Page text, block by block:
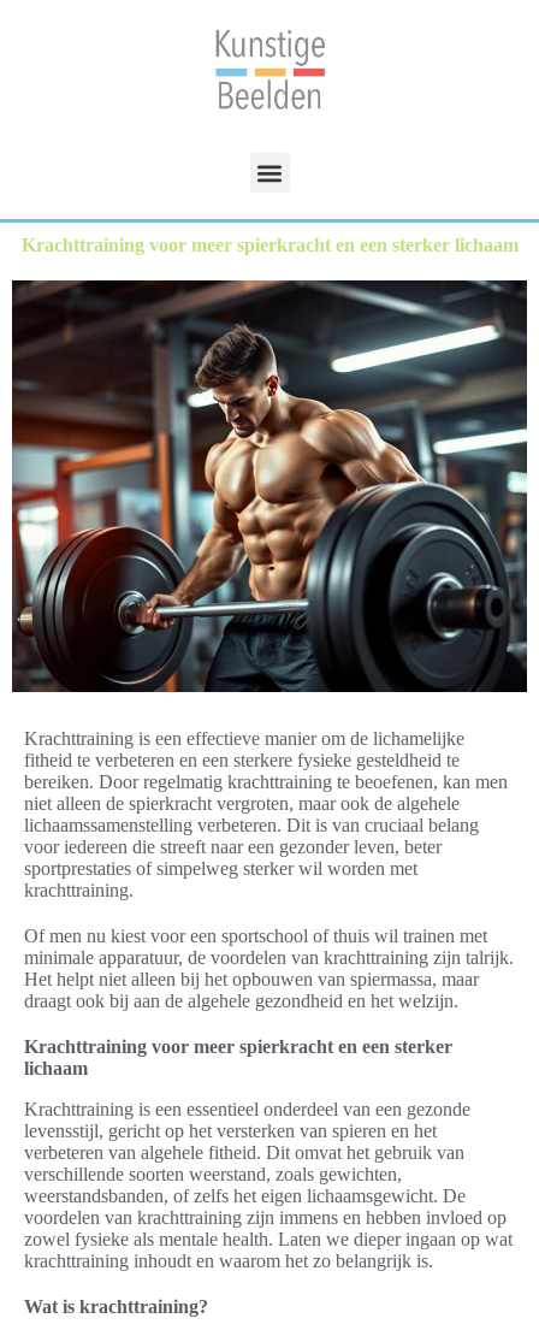
Krachttraining voor meer spierkracht en een sterker lichaam
Krachttraining is een effectieve manier om de lichamelijke
fitheid te verbeteren en een sterkere fysieke gesteldheid te
bereiken. Door regelmatig krachttraining te beoefenen, kan men
niet alleen de spierkracht vergroten, maar ook de algehele
lichaamssamenstelling verbeteren. Dit is van cruciaal belang
voor iedereen die streeft naar een gezonder leven, beter
sportprestaties of simpelweg sterker wil worden met
krachttraining.
Of men nu kiest voor een sportschool of thuis wil trainen met
minimale apparatuur, de voordelen van krachttraining zijn talrijk.
Het helpt niet alleen bij het opbouwen van spiermassa, maar
draagt ook bij aan de algehele gezondheid en het welzijn.
Krachttraining voor meer spierkracht en een sterker
lichaam
Krachttraining is een essentieel onderdeel van een gezonde
levensstijl, gericht op het versterken van spieren en het
verbeteren van algehele fitheid. Dit omvat het gebruik van
verschillende soorten weerstand, zoals gewichten,
weerstandsbanden, of zelfs het eigen lichaamsgewicht. De
voordelen van krachttraining zijn immens en hebben invloed op
zowel fysieke als mentale health. Laten we dieper ingaan op wat
krachttraining inhoudt en waarom het zo belangrijk is.
Wat is krachttraining?